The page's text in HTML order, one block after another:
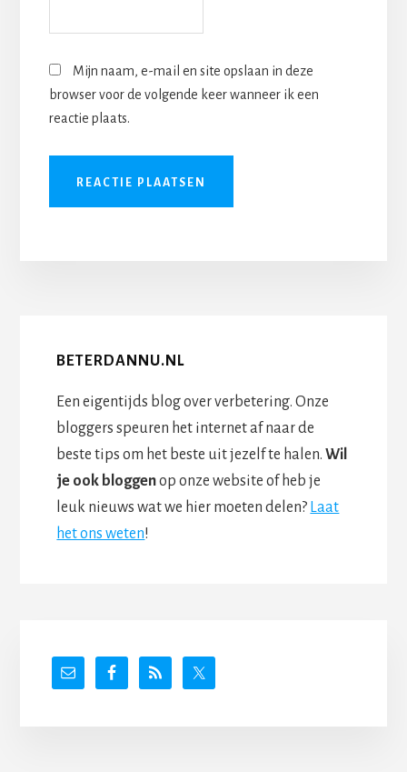
Mijn naam, e-mail en site opslaan in deze
browser voor de volgende keer wanneer ik een
reactie plaats.
BETERDANNU.NL
Een eigentijds blog over verbetering. Onze
bloggers speuren het internet af naar de
beste tips om het beste uit jezelf te halen.Wil
je ook bloggenop onze website of heb je
leuk nieuws wat we hier moeten delen? Laat
het ons weten!